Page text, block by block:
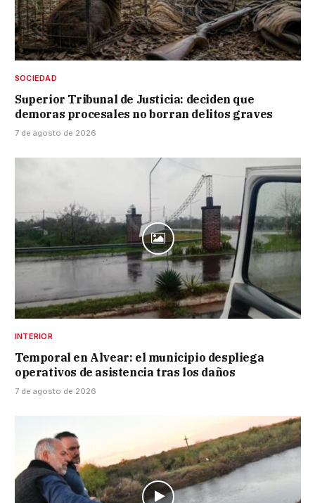
SOCIEDAD
Superior Tribunal de Justicia: deciden que
demoras procesales no borran delitos graves
7 de agosto de 2026
INTERIOR
Temporal en Alvear: el municipio despliega
operativos de asistencia tras los daños
7 de agosto de 2026